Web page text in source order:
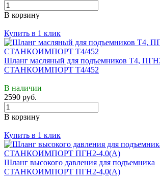
В корзину
Купить в 1 клик
Шланг масляный для подъемников Т4,
СТАНКОИМПОРТ Т4/452
В наличии
2590 руб.
В корзину
Купить в 1 клик
Шланг высокого давления для подъемника
СТАНКОИМПОРТ ПГН2-4,0(А)